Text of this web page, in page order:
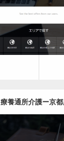
療養通所介護ー京